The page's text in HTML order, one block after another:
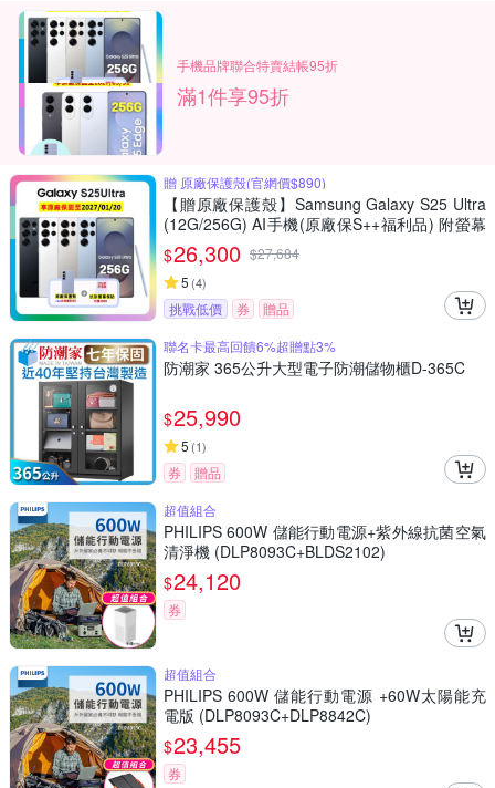
手機品牌聯合特賣結帳95折
滿1件享95折
贈 原廠保護殼(官網價$890)
【贈原廠保護殼】Samsung Galaxy S25 Ultra
(12G/256G) AI手機(原廠保S++福利品) 附螢幕
保貼
$26,300 $27,684
5 (4)
挑戰低價 券
贈品
聯名卡最高回饋6%超贈點3%
防潮家 365公升大型電子防潮儲物櫃D-365C
$25,990
5 (1)
券
贈品
超值組合
PHILIPS 600W 儲能行動電源+紫外線抗菌空氣
清淨機 (DLP8093C+BLDS2102)
$24,120
券
超值組合
PHILIPS 600W 儲能行動電源 +60W太陽能充
電版 (DLP8093C+DLP8842C)
$23,455
券